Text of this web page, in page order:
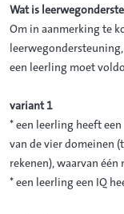
Wat is
Om in aanmerking te
een leerling moet
variant 1
* een leerling heeft
van de vier domeinen
rekenen), waarvan
* een leerling een IQ